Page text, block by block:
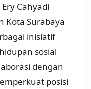
Cahyadi
Kota Surabaya
inisiatif
sosial
dengan
posisi